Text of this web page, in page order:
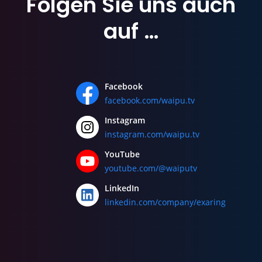
auf …
Facebook
facebook.com/waipu.tv
Instagram
instagram.com/waipu.tv
YouTube
youtube.com/@waiputv
LinkedIn
linkedin.com/company/exaring